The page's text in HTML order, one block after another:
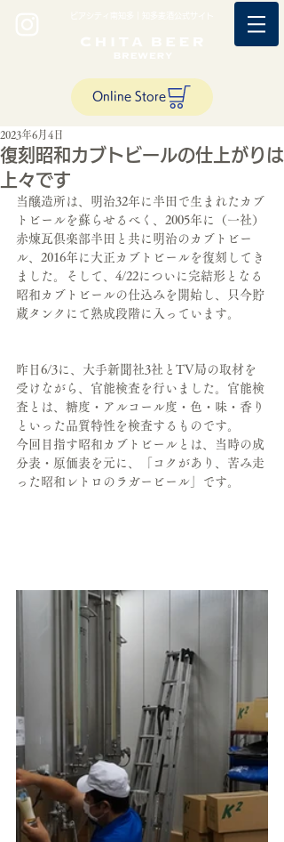
Online Store
復刻昭和カブトビールの仕上がりは
上々です
2023年6月4日
当醸造所は、明治32年に半田で生まれたカブ
トビールを蘇らせるべく、2005年に（一社）
赤煉瓦倶楽部半田と共に明治のカブトビー
ル、2016年に大正カブトビールを復刻してき
ました。そして、4/22についに完結形となる
昭和カブトビールの仕込みを開始し、只今貯
蔵タンクにて熟成段階に入っています。
昨日6/3に、大手新聞社3社とTV局の取材を
受けながら、官能検査を行いました。官能検
査とは、糖度・アルコール度・色・味・香り
といった品質特性を検査するものです。
今回目指す昭和カブトビールとは、当時の成
分表・原価表を元に、「コクがあり、苦み走
った昭和レトロのラガービール」です。